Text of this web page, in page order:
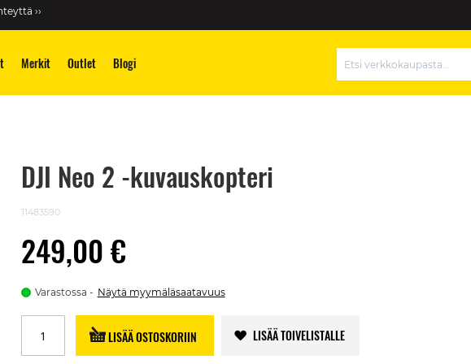
››
Merkit Outlet Blogi
DJI Neo 2 -kuvauskopteri
11483590
249,00 €
Varastossa Näytä myymäläsaatavuus
LISÄÄ OSTOSKORIIN LISÄÄ TOIVELISTALLE